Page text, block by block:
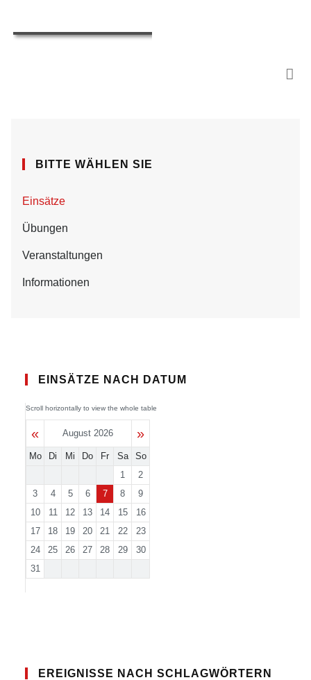
BITTE WÄHLEN SIE
Einsätze
Übungen
Veranstaltungen
Informationen
EINSÄTZE NACH DATUM
« August 2026 »
Mo Di Mi Do Fr Sa
So
1
2
3
4 5 6 7 8
9
10
11 12 13 14 15
16
17
18 19 20 21 22
23
24
25 26 27 28 29
30
31
EREIGNISSE NACH SCHLAGWÖRTERN